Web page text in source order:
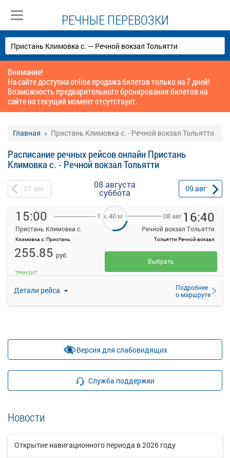
РЕЧНЫЕ ПЕРЕВОЗКИ
Внимание!
На сайте доступна online продажа билетов только на 7 дней!
Возможность предварительного бронирования билетов на
сайте на текущий момент отсутствует.
Главная Пристань Климовка с. - Речной вокзал Тольятти
Расписание речных рейсов онлайн Пристань
Климовка с. - Речной вокзал Тольятти
07 авг 08 августа
суббота 09 авг
15:00
Пристань Климовка с.
Климовка с. Пристань
1 ч. 40 м 08 авг 16:40
Речной вокзал Тольятти
Тольятти Речной вокзал
Детали рейса
Подробнее
о маршруте
255.85 руб.
ТРАНЗИТ
Выбрать
Версия для слабовидящих
Служба поддержки
Новости
Открытие навигационного периода в 2026 году